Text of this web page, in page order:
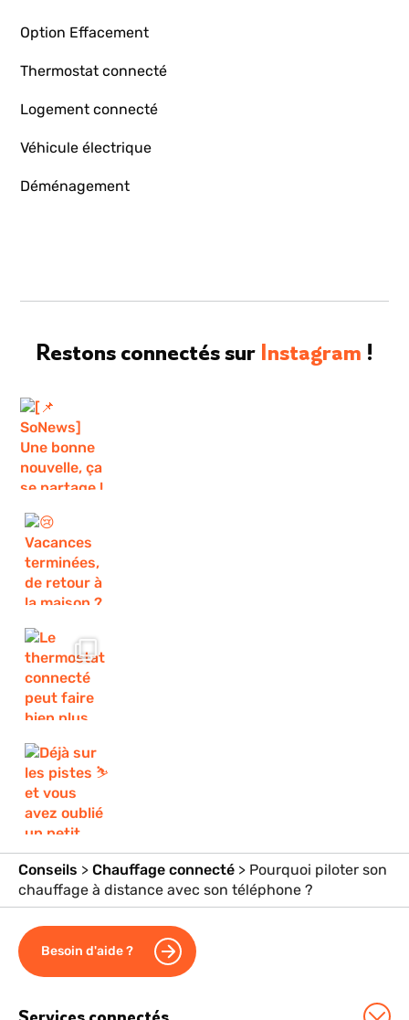
Option Effacement
Thermostat connecté
Logement connecté
Véhicule électrique
Déménagement
Restons connectés sur Instagram !
Conseils > Chauffage connecté > Pourquoi piloter son
chauffage à distance avec son téléphone ?
Besoin d'aide ?